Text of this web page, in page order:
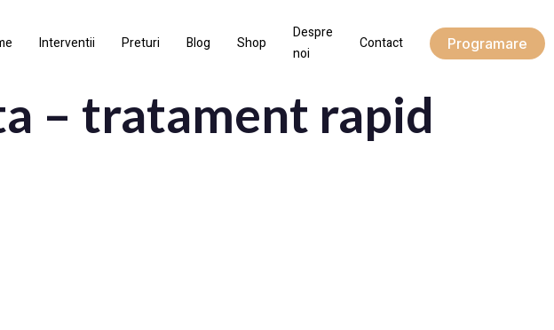
Interventii Preturi Blog Shop
Despre
noi
Contact Programare
– tratament rapid